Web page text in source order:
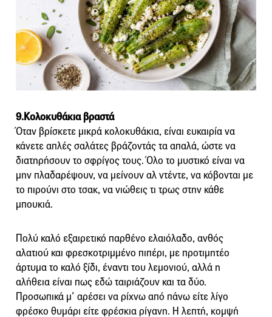
9.Κολοκυθάκια βραστά
Όταν βρίσκετε μικρά κολοκυθάκια, είναι ευκαιρία να
κάνετε απλές σαλάτες βράζοντάς τα απαλά, ώστε να
διατηρήσουν το σφρίγος τους. Όλο το μυστικό είναι να
μην πλαδαρέψουν, να μείνουν αλ ντέντε, να κόβονται με
το πιρούνι στο τσακ, να νιώθεις τι τρως στην κάθε
μπουκιά.
Πολύ καλό εξαιρετικό παρθένο ελαιόλαδο, ανθός
αλατιού και φρεσκοτριμμένο πιπέρι, με προτιμητέο
άρτυμα το καλό ξίδι, έναντι του λεμονιού, αλλά η
αλήθεια είναι πως εδώ ταιριάζουν και τα δύο.
Προσωπικά μ’ αρέσει να ρίχνω από πάνω είτε λίγο
φρέσκο θυμάρι είτε φρέσκια ρίγανη. Η λεπτή, κομψή